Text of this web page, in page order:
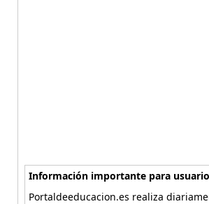
Información importante para
Portaldeeducacion.es realiza